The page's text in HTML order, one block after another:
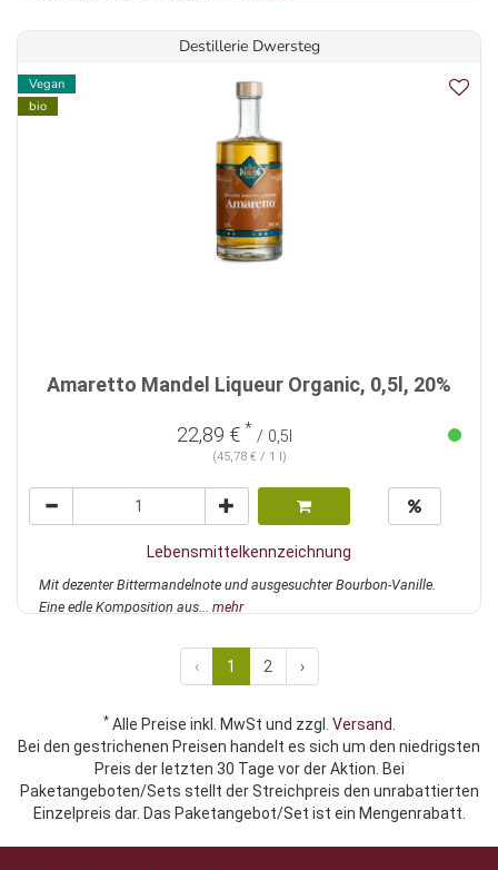
Destillerie Dwersteg
Vegan
bio
Amaretto Mandel Liqueur Organic, 0,5l, 20%
22,89 € * / 0,5l
(45,78 € / 1 l)
Lebensmittelkennzeichnung
Mit dezenter Bittermandelnote und ausgesuchter Bourbon-Vanille.
Eine edle Komposition aus... mehr
‹ 1 2 ›
*Alle Preise inkl. MwSt und zzgl. Versand.
Bei den gestrichenen Preisen handelt es sich um den niedrigsten
Preis der letzten 30 Tage vor der Aktion. Bei
Paketangeboten/Sets stellt der Streichpreis den unrabattierten
Einzelpreis dar. Das Paketangebot/Set ist ein Mengenrabatt.